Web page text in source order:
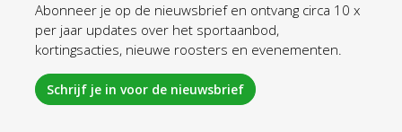
Abonneer je op de nieuwsbrief en ontvang circa 10 x
per jaar updates over het sportaanbod,
kortingsacties, nieuwe roosters en evenementen.
Schrijf je in voor de nieuwsbrief